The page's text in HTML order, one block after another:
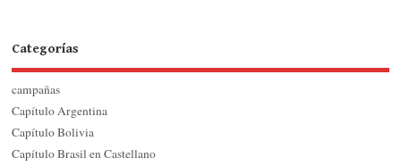
Categorías
campañas
Capítulo Argentina
Capítulo Bolivia
Capítulo Brasil en Castellano